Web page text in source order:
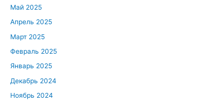
Май 2025
Апрель 2025
Март 2025
Февраль 2025
Январь 2025
Декабрь 2024
Ноябрь 2024